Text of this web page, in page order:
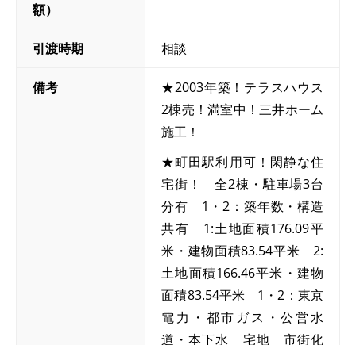
額）
引渡時期 相談
備考
★2003年築！テラスハウス
2棟売！満室中！三井ホーム
施工！
★町田駅利用可！閑静な住
宅街！ 全2棟・駐車場3台
分有 1・2：築年数・構造
共有 1:土地面積176.09平
米・建物面積83.54平米 2:
土地面積166.46平米・建物
面積83.54平米 1・2：東京
電力・都市ガス・公営水
道・本下水 宅地 市街化